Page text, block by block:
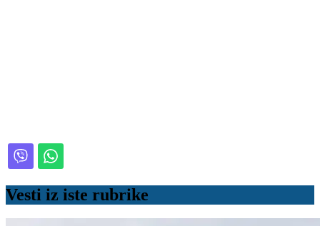
Vesti iz iste rubrike